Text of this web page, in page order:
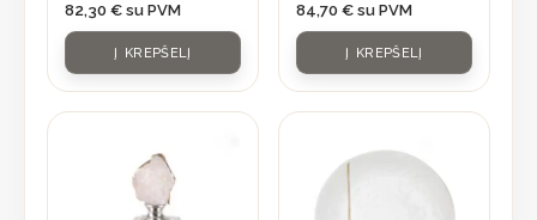
82,30 € su PVM
Į KREPŠELĮ
84,70 € su PVM
Į KREPŠELĮ